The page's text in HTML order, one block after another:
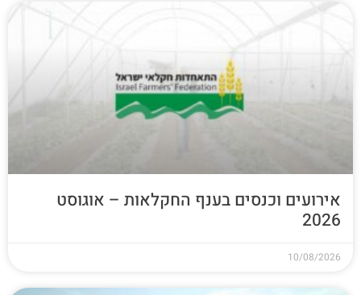
אירועים וכנסים בענף החקלאות – אוגוסט
2026
10/08/2026